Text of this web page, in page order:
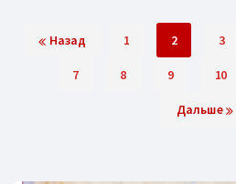
Назад 1 2 3
7 8 9 10
Дальше